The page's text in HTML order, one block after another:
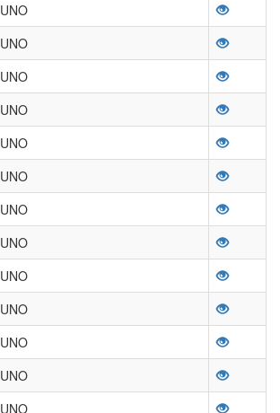
UNO
UNO
UNO
UNO
UNO
UNO
UNO
UNO
UNO
UNO
UNO
UNO
UNO